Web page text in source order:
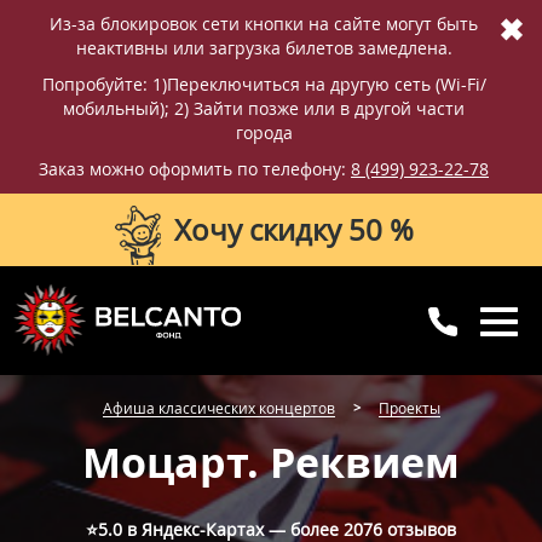
Из-за блокировок сети кнопки на сайте могут быть
неактивны или загрузка билетов замедлена.
Попробуйте: 1)Переключиться на другую сеть (Wi-Fi/
мобильный); 2) Зайти позже или в другой части
города
Заказ можно оформить по телефону: 8 (499) 923-22-78
✖
Хочу скидку 50 %
8 (499) 923-22-78
с 10:00 до 20:00
8 (800) 770-09-71
для регионов
Афиша классических концертов Проекты
Моцарт. Реквием
⭐5.0 в Яндекс-Картах — более 2076 отзывов